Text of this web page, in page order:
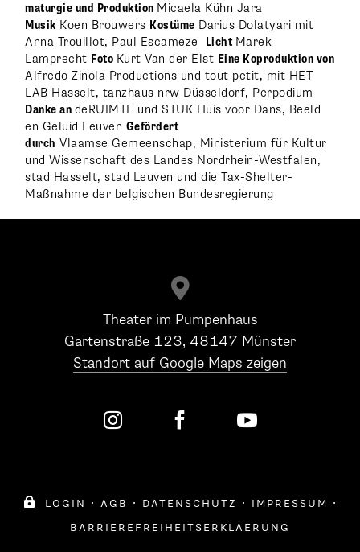
maturgie und Produktion Micaela Kühn Jara
MusikKoen Brouwers Kostüme Darius Dolatyari mit
Anna Trouillot, Paul Escameze Licht Marek
Lamprecht Foto Kurt Van der Elst Eine Koproduktion von
Alfredo Zinola Productions und tout petit, mit HET
LAB Hasselt, tanzhaus nrw Düsseldorf, Perpodium
Danke an deRUIMTE und STUK Huis voor Dans, Beeld
en Geluid Leuven Gefördert
durch Vlaamse Gemeenschap, Ministerium für Kultur
und Wissenschaft des Landes Nordrhein-Westfalen,
stad Hasselt, stad Leuven und die Tax-Shelter-
Maßnahme der belgischen Bundesregierung

Theater im Pumpenhaus
Gartenstraße 123, 48147 Münster
Standort auf Google Maps zeigen
  
 login · agb · datenschutz · impressum ·
barrierefreiheitserklaerung